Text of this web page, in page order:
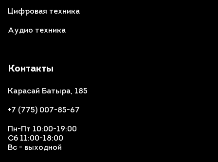
Контакты
Карасай Батыра, 185
+7 (775) 007-85-67
Пн-Пт 10:00-19:00
Сб 11:00-18:00
Вс - выходной
Цифровая техника
Аудио техника